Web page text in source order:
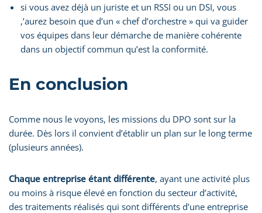
si vous avez déjà un juriste et un RSSI ou un DSI, vous
,’aurez besoin que d’un « chef d’orchestre » qui va guider
vos équipes dans leur démarche de manière cohérente
dans un objectif commun qu’est la conformité.
En conclusion
Comme nous le voyons, les missions du DPO sont sur la
durée. Dès lors il convient d’établir un plan sur le long terme
(plusieurs années).
Chaque entreprise étant différente, ayant une activité plus
ou moins à risque élevé en fonction du secteur d’activité,
des traitements réalisés qui sont différents d’une entreprise